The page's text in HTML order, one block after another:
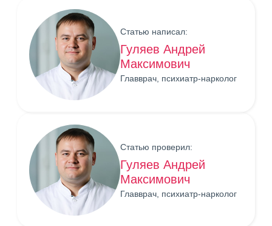
Статью написал:
Гуляев Андрей
Максимович
Главврач, психиатр-нарколог
Статью проверил:
Гуляев Андрей
Максимович
Главврач, психиатр-нарколог